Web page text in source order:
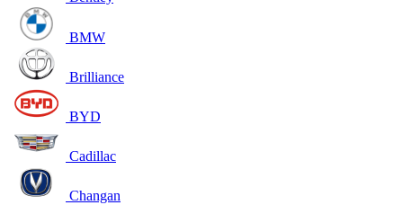
BMW
Brilliance
BYD
Cadillac
Changan